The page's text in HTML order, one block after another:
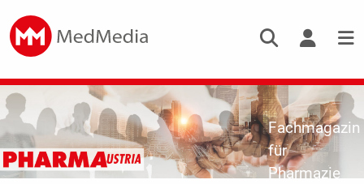
Fachmagazin
für
Pharmazie